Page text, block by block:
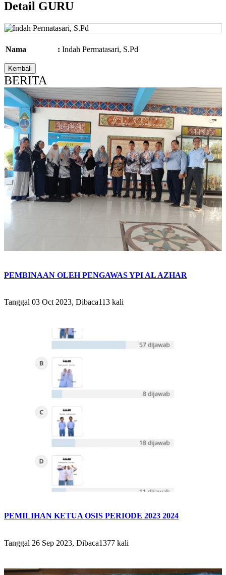
Detail GURU
Nama : Indah Permatasari, S.Pd
BERITA
PEMBINAAN OLEH PENGAWAS YPI AL AZHAR
Tanggal 03 Oct 2023, Dibaca113 kali
PEMILIHAN KETUA OSIS PERIODE 2023 2024
Tanggal 26 Sep 2023, Dibaca1377 kali